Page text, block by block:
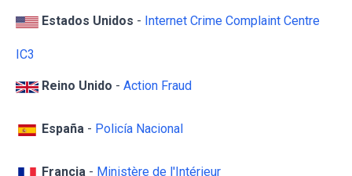
Estados Unidos - Internet Crime Complaint Centre
IC3
Reino Unido - Action Fraud
España - Policía Nacional
Francia - Ministère de l'Intérieur